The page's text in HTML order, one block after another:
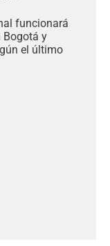
funcionará
Bogotá y
el último